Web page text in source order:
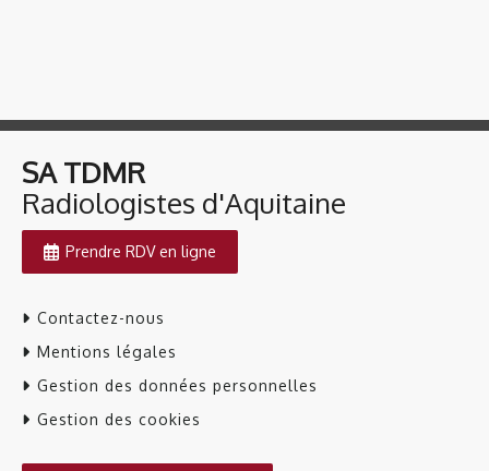
SA TDMR
​​​​​​​Radiologistes d'Aquitaine
Prendre RDV en ligne
Contactez-nous
Mentions légales
Gestion des données personnelles
Gestion des cookies